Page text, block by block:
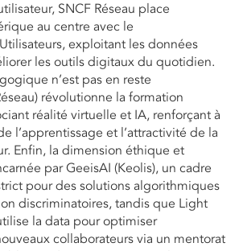
SNCF Réseau place
au centre avec le
, exploitant les données
les outils digitaux du quotidien.
n’est pas en reste
révolutionne la formation
réalité virtuelle et IA, renforçant à
l’apprentissage et l’attractivité de la
Enfin, la dimension éthique et
parGeeisAI (Keolis), un cadre
pour des solutions algorithmiques
discriminatoires, tandis que Light
la data pour optimiser
collaborateurs via un mentorat